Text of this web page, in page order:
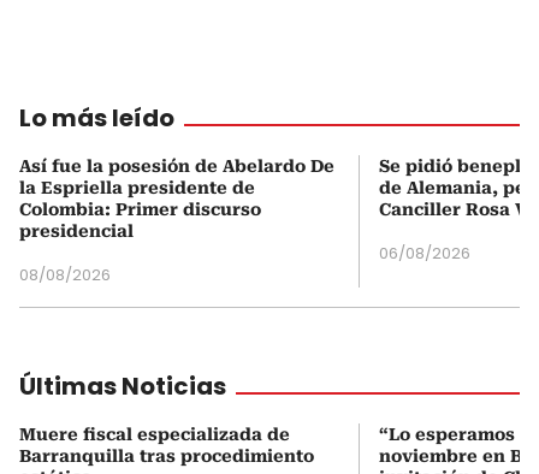
Lo más leído
Así fue la posesión de Abelardo De
la Espriella presidente de
Colombia: Primer discurso
presidencial
08/08/2026
Se pidió
de Alemania,
Canciller Rosa
06/08/2026
Últimas Noticias
Muere fiscal especializada de
Barranquilla tras procedimiento
“Lo esperamos el
noviembre en